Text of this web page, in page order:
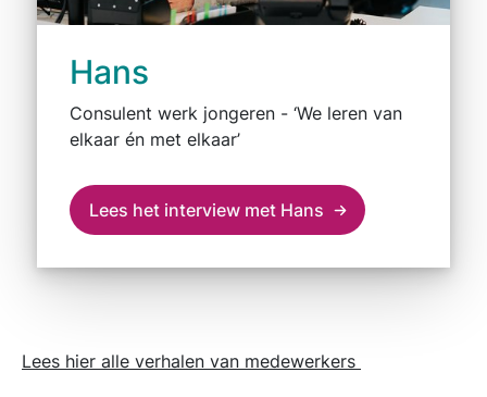
Hans
Consulent werk jongeren - ‘We leren van
elkaar én met elkaar’
Lees het interview met Hans
Lees hier alle verhalen van medewerkers